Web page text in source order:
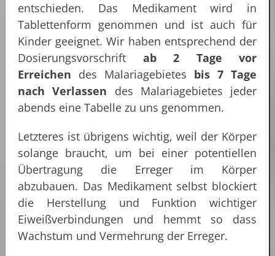
entschieden. Das Medikament wird in
Tablettenform genommen und ist auch für
Kinder geeignet. Wir haben entsprechend der
Dosierungsvorschrift ab 2 Tage vor
Erreichen des Malariagebietes bis 7 Tage
nach Verlassen des Malariagebietes jeder
abends eine Tabelle zu uns genommen.
Letzteres ist übrigens wichtig, weil der Körper
solange braucht, um bei einer potentiellen
Übertragung die Erreger im Körper
abzubauen. Das Medikament selbst blockiert
die Herstellung und Funktion wichtiger
Eiweißverbindungen und hemmt so dass
Wachstum und Vermehrung der Erreger.